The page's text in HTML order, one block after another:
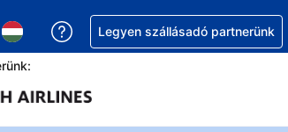
pénznemet. Jelenlegi kiválasztott
Válasszon nyelvet. Jelenleg kiválasztott
Segítség a foglalással
Legyen szállásadó partnerünk